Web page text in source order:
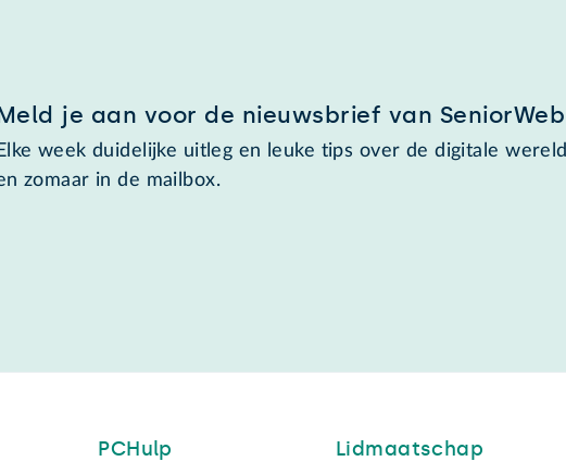
je aan voor de nieuwsbrief van SeniorWeb
Elke week duidelijke uitleg en leuke tips over de digitale
zomaar in de mailbox.
PCHulp Lidmaatschap